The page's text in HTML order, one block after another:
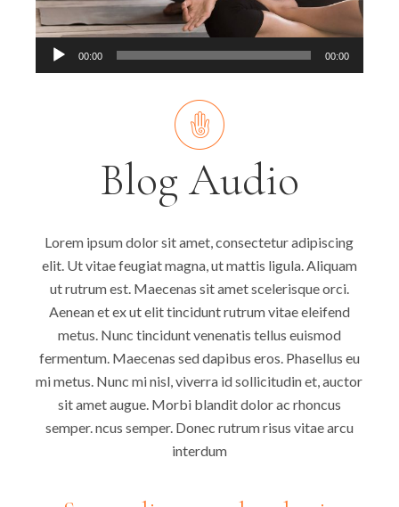
Audio
Player
00:00 00:00
Blog Audio
Lorem ipsum dolor sit amet, consectetur adipiscing
elit. Ut vitae feugiat magna, ut mattis ligula. Aliquam
ut rutrum est. Maecenas sit amet scelerisque orci.
Aenean et ex ut elit tincidunt rutrum vitae eleifend
metus. Nunc tincidunt venenatis tellus euismod
fermentum. Maecenas sed dapibus eros. Phasellus eu
mi metus. Nunc mi nisl, viverra id sollicitudin et, auctor
sit amet augue. Morbi blandit dolor ac rhoncus
semper. ncus semper. Donec rutrum risus vitae arcu
interdum